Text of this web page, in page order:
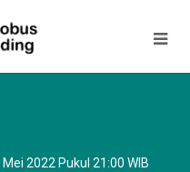
2022 Pukul 21:00 WIB